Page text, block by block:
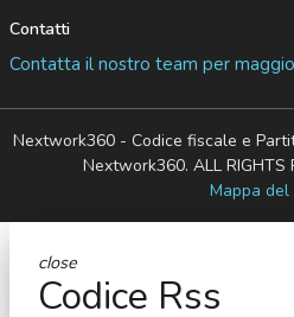
Contatti
Contatta il nostro team per
Nextwork360 - Codice fiscale e
Nextwork360. ALL RIGHTS
Mappa del
close
Codice Rss